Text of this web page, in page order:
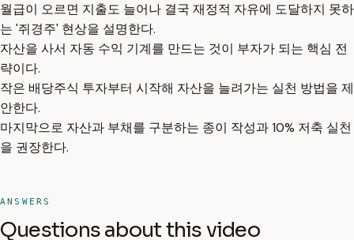
월급이 오르면 지출도 늘어나 결국 재정적 자유에 도달하지 못하
는 '쥐경주' 현상을 설명한다.
자산을 사서 자동 수익 기계를 만드는 것이 부자가 되는 핵심 전
략이다.
작은 배당주식 투자부터 시작해 자산을 늘려가는 실천 방법을 제
안한다.
마지막으로 자산과 부채를 구분하는 종이 작성과 10% 저축 실천
을 권장한다.
ANSWERS
Questions about this video